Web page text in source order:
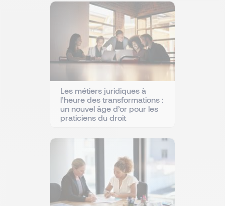
Les métiers juridiques à
l’heure des transformations :
un nouvel âge d’or pour les
praticiens du droit